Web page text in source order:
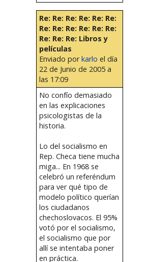
Re: Re: Re: Re: Re: Re:
Re: Re: Re: Re: Re: Re:
Re: Re: Re: Libros y
películas
Enviado porkarlo el día
22 de Junio de 2005 a
las 17:09
No confío demasiado
en las explicaciones
psicologistas de la
historia.
Lo del socialismo en
Rep. Checa tiene mucha
miga... En 1968 se
celebró un referéndum
para ver qué tipo de
modelo político querían
los ciudadanos
chechoslovacos. El 95%
votó por el socialismo,
el socialismo que por
allí se intentaba poner
en práctica.